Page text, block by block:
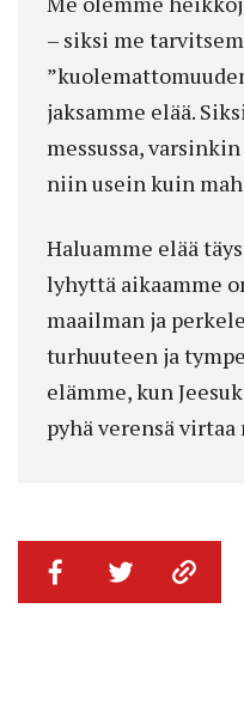
– siksi me
jaksamme elää.
messussa,
niin usein kuin
Haluamme elää
lyhyttä aikaamme
maailman ja
turhuuteen ja
elämme, kun
pyhä verensä virtaa